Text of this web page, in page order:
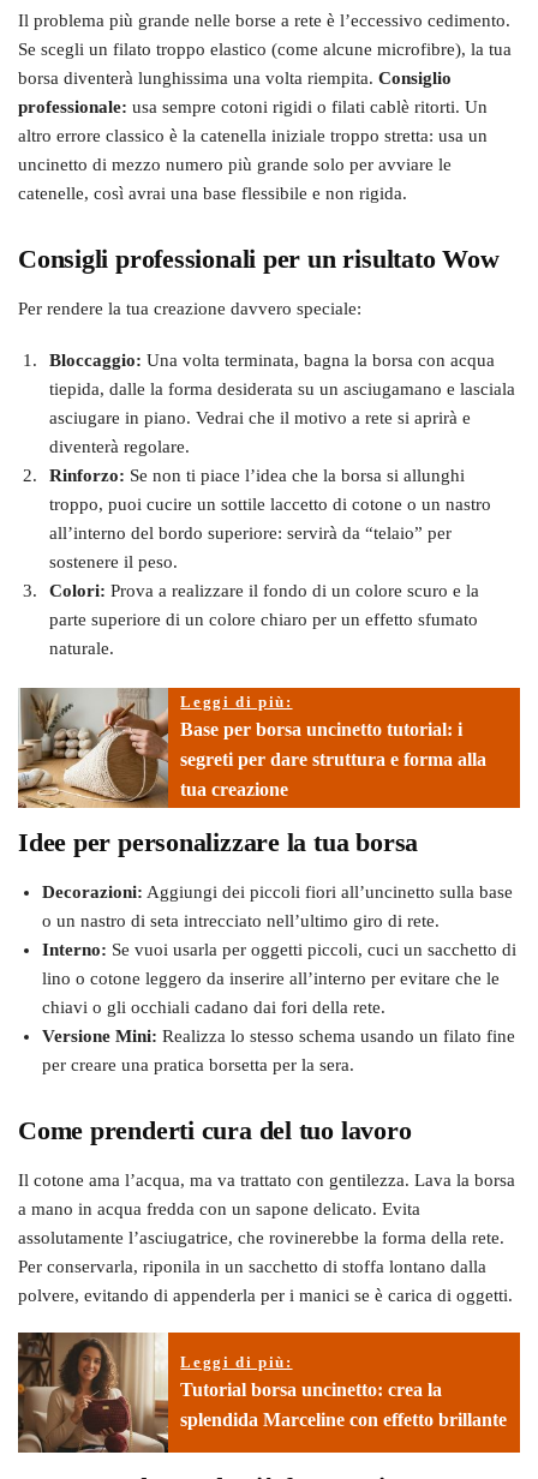
Il problema più grande nelle borse a rete è l’eccessivo cedimento.
Se scegli un filato troppo elastico (come alcune microfibre), la tua
borsa diventerà lunghissima una volta riempita. Consiglio
professionale: usa sempre cotoni rigidi o filati cablè ritorti. Un
altro errore classico è la catenella iniziale troppo stretta: usa un
uncinetto di mezzo numero più grande solo per avviare le
catenelle, così avrai una base flessibile e non rigida.
Consigli professionali per un risultato Wow
Per rendere la tua creazione davvero speciale:
Bloccaggio: Una volta terminata, bagna la borsa con acqua
tiepida, dalle la forma desiderata su un asciugamano e lasciala
asciugare in piano. Vedrai che il motivo a rete si aprirà e
diventerà regolare.
Rinforzo: Se non ti piace l’idea che la borsa si allunghi
troppo, puoi cucire un sottile laccetto di cotone o un nastro
all’interno del bordo superiore: servirà da “telaio” per
sostenere il peso.
Colori: Prova a realizzare il fondo di un colore scuro e la
parte superiore di un colore chiaro per un effetto sfumato
naturale.
Leggi di più:
Base per borsa uncinetto tutorial: i
segreti per dare struttura e forma alla
tua creazione
Idee per personalizzare la tua borsa
Decorazioni: Aggiungi dei piccoli fiori all’uncinetto sulla base
o un nastro di seta intrecciato nell’ultimo giro di rete.
Interno: Se vuoi usarla per oggetti piccoli, cuci un sacchetto di
lino o cotone leggero da inserire all’interno per evitare che le
chiavi o gli occhiali cadano dai fori della rete.
Versione Mini: Realizza lo stesso schema usando un filato fine
per creare una pratica borsetta per la sera.
Come prenderti cura del tuo lavoro
Il cotone ama l’acqua, ma va trattato con gentilezza. Lava la borsa
a mano in acqua fredda con un sapone delicato. Evita
assolutamente l’asciugatrice, che rovinerebbe la forma della rete.
Per conservarla, riponila in un sacchetto di stoffa lontano dalla
polvere, evitando di appenderla per i manici se è carica di oggetti.
Leggi di più:
Tutorial borsa uncinetto: crea la
splendida Marceline con effetto brillante